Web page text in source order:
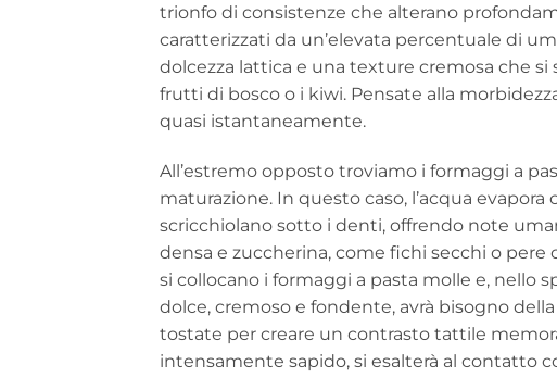
trionfo di consistenze che alterano
caratterizzati da un’elevata percentuale di
dolcezza lattica e una texture cremosa che
frutti di bosco o i kiwi. Pensate alla
quasi istantaneamente.
All’estremo opposto troviamo i formaggi a
maturazione. In questo caso, l’acqua
scricchiolano sotto i denti, offrendo note
densa e zuccherina, come fichi secchi o
si collocano i formaggi a pasta molle e, nello
dolce, cremoso e fondente, avrà bisogno
tostate per creare un contrasto tattile
intensamente sapido, si esalterà al contatto